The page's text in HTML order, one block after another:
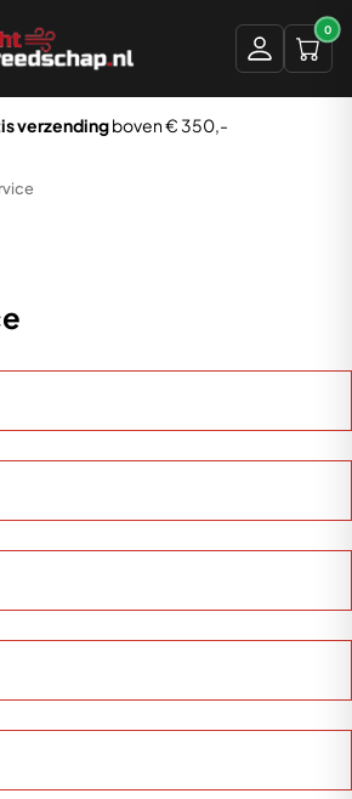
0
verzendingboven € 350,-